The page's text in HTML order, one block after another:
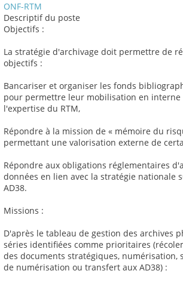
ONF-RTM
Descriptif du poste
Objectifs :
La stratégie d'archivage doit permettre de
objectifs :
Bancariser et organiser les fonds
pour permettre leur mobilisation en interne
l'expertise du RTM,
Répondre à la mission de « mémoire du
permettant une valorisation externe de
Répondre aux obligations réglementaires
données en lien avec la stratégie nationale
AD38.
Missions :
D'après le tableau de gestion des archives
séries identifiées comme prioritaires
des documents stratégiques, numérisation,
de numérisation ou transfert aux AD38) :